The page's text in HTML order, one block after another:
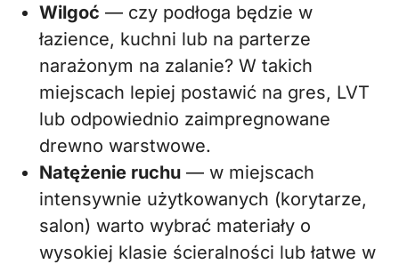
Wilgoć — czy podłoga będzie w
łazience, kuchni lub na parterze
narażonym na zalanie? W takich
miejscach lepiej postawić na gres, LVT
lub odpowiednio zaimpregnowane
drewno warstwowe.
Natężenie ruchu — w miejscach
intensywnie użytkowanych (korytarze,
salon) warto wybrać materiały o
wysokiej klasie ścieralności lub łatwe w